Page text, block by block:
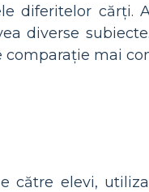
diferitelor cărți.
diverse
mai
către elevi,